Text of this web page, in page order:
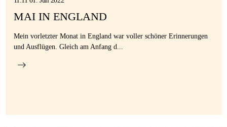
MAI IN ENGLAND
Mein vorletzter Monat in England war voller schöner Erinnerungen
und Ausflügen. Gleich am Anfang d...